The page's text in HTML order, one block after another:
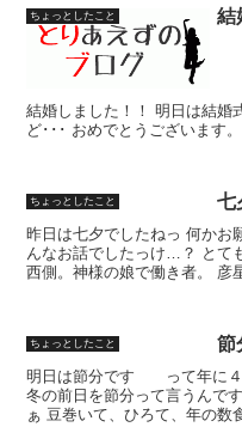
ちょっとしたこと 結
結婚しました！！ 明日は結婚
ど･･･ おめでとうございます
ちょっとしたこと 七
昨日は七夕でしたねっ 何かお
んなお話でしたっけ…？ とて
西側。神様の娘で働き者。 彦
ちょっとしたこと 節
明日は節分です って年に４
冬の前日を節分って言うんで
ぁ 豆巻いて、ひろて、年の数